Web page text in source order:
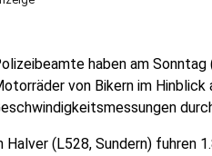
haben am Sonntag
von Bikern im
Halver (L528, Sundern) fuhren